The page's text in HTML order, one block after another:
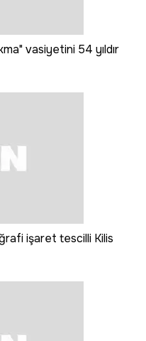
vasiyetini 54 yıldır
işaret tescilli Kilis